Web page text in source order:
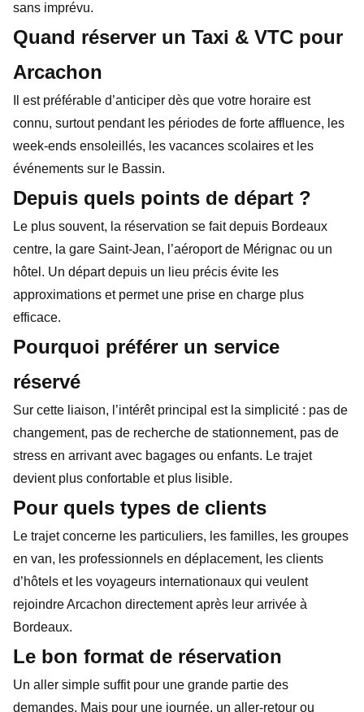
sans imprévu.
Quand réserver un Taxi & VTC pour
Arcachon
Il est préférable d’anticiper dès que votre horaire est
connu, surtout pendant les périodes de forte affluence, les
week-ends ensoleillés, les vacances scolaires et les
événements sur le Bassin.
Depuis quels points de départ ?
Le plus souvent, la réservation se fait depuis Bordeaux
centre, la gare Saint-Jean, l’aéroport de Mérignac ou un
hôtel. Un départ depuis un lieu précis évite les
approximations et permet une prise en charge plus
efficace.
Pourquoi préférer un service
réservé
Sur cette liaison, l’intérêt principal est la simplicité : pas de
changement, pas de recherche de stationnement, pas de
stress en arrivant avec bagages ou enfants. Le trajet
devient plus confortable et plus lisible.
Pour quels types de clients
Le trajet concerne les particuliers, les familles, les groupes
en van, les professionnels en déplacement, les clients
d’hôtels et les voyageurs internationaux qui veulent
rejoindre Arcachon directement après leur arrivée à
Bordeaux.
Le bon format de réservation
Un aller simple suffit pour une grande partie des
demandes. Mais pour une journée, un aller-retour ou